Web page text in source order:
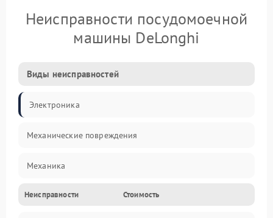
Неисправности посудомоечной
машины DeLonghi
Виды неисправностей
Электроника
Механические повреждения
Механика
Управление
Неисправности Стоимость